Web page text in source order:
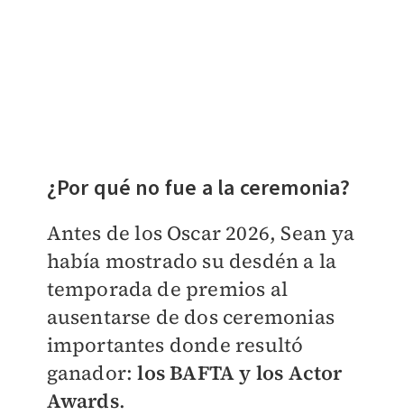
¿Por qué no fue a la ceremonia?
Antes de los Oscar 2026, Sean ya
había mostrado su desdén a la
temporada de premios al
ausentarse de dos ceremonias
importantes donde resultó
ganador:los BAFTA y los Actor
Awards.